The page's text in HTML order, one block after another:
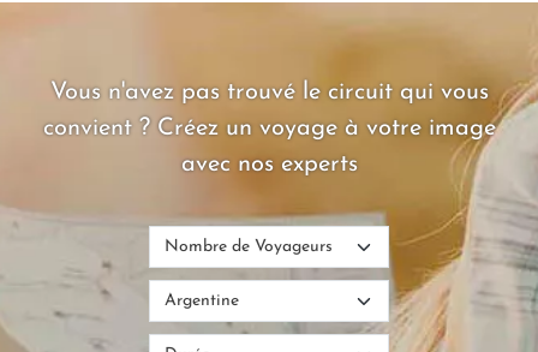
Vous n'avez pas trouvé le circuit qui vous
convient ? Créez un voyage à votre image
avec nos experts